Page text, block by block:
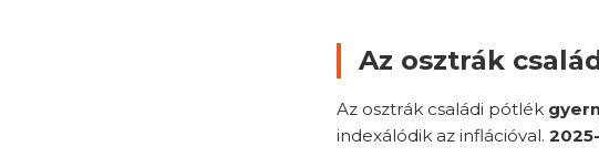
Az osztrák
Az osztrák családi pótlék
indexálódik az inflációval.